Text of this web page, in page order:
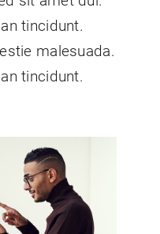
tincidunt.
malesuada.
tincidunt.